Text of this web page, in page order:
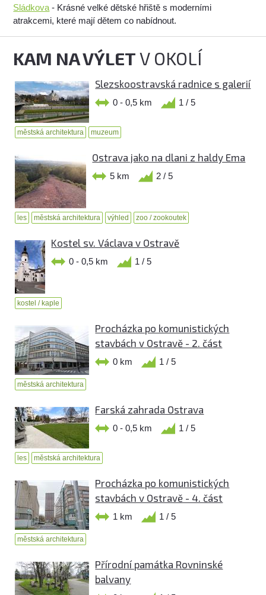
Sládkova - Krásné velké dětské hřiště s moderními
atrakcemi, které mají dětem co nabídnout.
KAM NA VÝLETV OKOLÍ
Slezskoostravská radnice s galerií
0 - 0,5 km 1 / 5
městská architektura muzeum
Ostrava jako na dlani z haldy Ema
5 km 2 / 5
les městská architektura výhled zoo / zookoutek
Kostel sv. Václava v Ostravě
0 - 0,5 km 1 / 5
kostel / kaple
Procházka po komunistických
stavbách v Ostravě - 2. část
0 km 1 / 5
městská architektura
Farská zahrada Ostrava
0 - 0,5 km 1 / 5
les městská architektura
Procházka po komunistických
stavbách v Ostravě - 4. část
1 km 1 / 5
městská architektura
Přírodní památka Rovninské
balvany